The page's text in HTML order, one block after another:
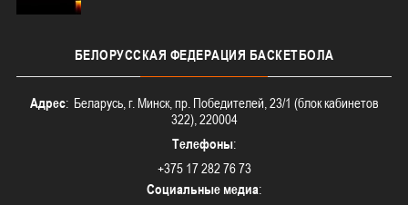
БЕЛОРУССКАЯ ФЕДЕРАЦИЯ БАСКЕТБОЛА
Адрес: Беларусь, г. Минск, пр. Победителей, 23/1 (блок кабинетов
322), 220004
Телефоны:
+375 17 282 76 73
Социальные медиа: